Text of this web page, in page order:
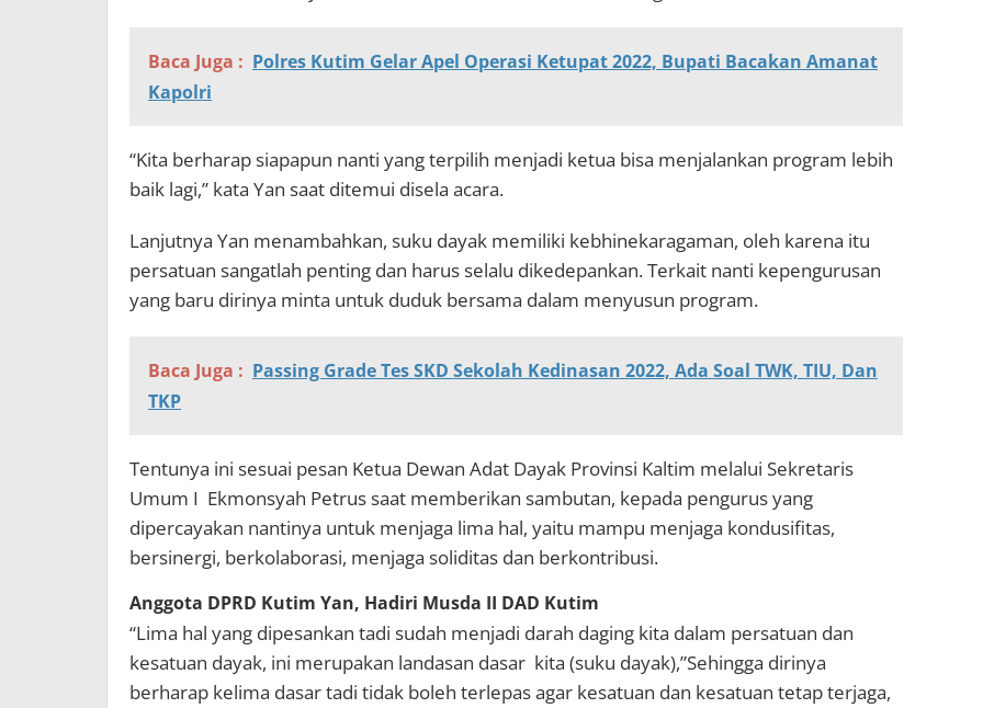
Baca Juga : Polres Kutim Gelar Apel Operasi Ketupat 2022, Bupati Bacakan Amanat
Kapolri
“Kita berharap siapapun nanti yang terpilih menjadi ketua bisa menjalankan program lebih
baik lagi,” kata Yan saat ditemui disela acara.
Lanjutnya Yan menambahkan, suku dayak memiliki kebhinekaragaman, oleh karena itu
persatuan sangatlah penting dan harus selalu dikedepankan. Terkait nanti kepengurusan
yang baru dirinya minta untuk duduk bersama dalam menyusun program.
Baca Juga : Passing Grade Tes SKD Sekolah Kedinasan 2022, Ada Soal TWK, TIU, Dan
TKP
Tentunya ini sesuai pesan Ketua Dewan Adat Dayak Provinsi Kaltim melalui Sekretaris
Umum I Ekmonsyah Petrus saat memberikan sambutan, kepada pengurus yang
dipercayakan nantinya untuk menjaga lima hal, yaitu mampu menjaga kondusifitas,
bersinergi, berkolaborasi, menjaga soliditas dan berkontribusi.
Anggota DPRD Kutim Yan, Hadiri Musda II DAD Kutim
“Lima hal yang dipesankan tadi sudah menjadi darah daging kita dalam persatuan dan
kesatuan dayak, ini merupakan landasan dasar kita (suku dayak),”Sehingga dirinya
berharap kelima dasar tadi tidak boleh terlepas agar kesatuan dan kesatuan tetap terjaga,